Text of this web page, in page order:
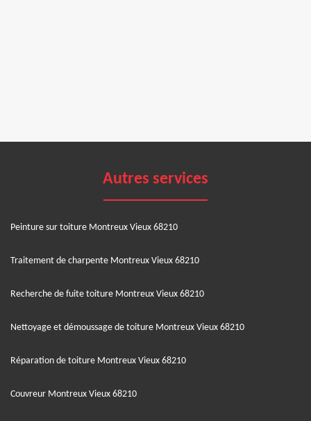
Autres services
Peinture sur toiture Montreux Vieux 68210
Traitement de charpente Montreux Vieux 68210
Recherche de fuite toiture Montreux Vieux 68210
Nettoyage et démoussage de toiture Montreux Vieux 68210
Réparation de toiture Montreux Vieux 68210
Couvreur Montreux Vieux 68210